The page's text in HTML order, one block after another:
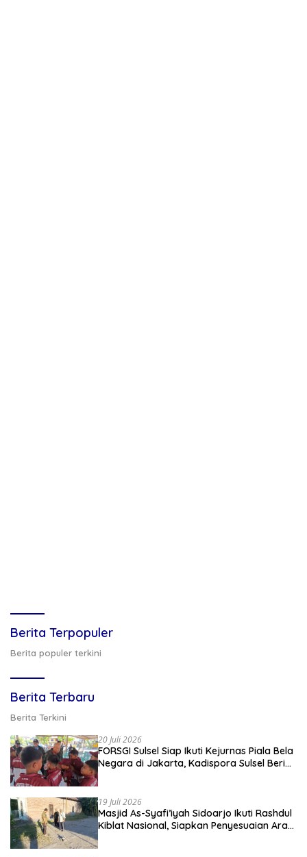
Berita Terpopuler
Berita populer terkini
Berita Terbaru
Berita Terkini
20 Juli 2026
FORSGI Sulsel Siap Ikuti Kejurnas Piala Bela
Negara di Jakarta, Kadispora Sulsel Beri
19 Juli 2026
Masjid As-Syafi’iyah Sidoarjo Ikuti Rashdul
Kiblat Nasional, Siapkan Penyesuaian Arah